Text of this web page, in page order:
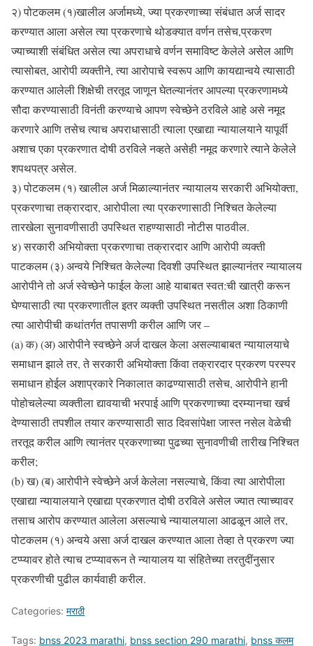
२) पोटकलम (१)खालील अर्जामध्ये, ज्या प्रकरणाच्या संबंधात अर्ज सादर
करण्यात आला असेल त्या प्रकरणाचे थोडक्यात वर्णन तसेच,प्रकरण
ज्याच्याशी संबंधित असेल त्या अपराधाचे वर्णन समाविष्ट केलेले असेल आणि
त्यासोबत, आरोपी व्यक्तीने, त्या आरोपाचे स्वरूप आणि कायद्यान्वये त्यासाठी
करण्यात आलेली शिक्षेची तरतूद जाणून घेतल्यानंतर आपल्या प्रकरणामध्ये
सौदा करण्यासाठी विनंती करण्याचे आपण स्वेच्छेने ठरविले आहे असे नमूद
करणारे आणि तसेच त्याच अपराधासाठी त्याला एखाद्या न्यायालयाने यापूर्वी
अशाच एका प्रकरणात दोषी ठरविले नव्हते असेही नमूद करणारे त्याने केलेले
शपथपत्र असेल.
३) पोटकलम (१) खालील अर्ज मिळाल्यानंतर न्यायालय सरकारी अभियोक्ता,
प्रकरणाचा तक्रारदार, आरोपीला त्या प्रकरणासाठी निश्चित केलेल्या
तारखेला सुनावणीसाठी उपस्थित राहण्यासाठी नोटीस पाठवील.
४) सरकारी अभियोक्ता प्रकरणाचा तक्रारदार आणि आरोपी व्यक्ती
पाटकलम (३) अन्वये निश्चित केलेल्या दिवशी उपस्थित झाल्यानंतर न्यायालय
आरोपीने तो अर्ज स्वेच्छेने फाईल केला आहे याबाबत स्वत:ची खात्री करून
घेण्यासाठी त्या प्रकरणातील इतर व्यक्ती उपस्थित नसतील अशा ठिकाणी
त्या आरोपीची कथांतर्गत तपासणी करील आणि जर –
(a) क) (अ) आरोपीने स्वच्छेने अर्ज दाखल केला असल्याबाबत न्यायालयाचे
समाधान झाले तर, ते सरकारी अभियोक्ता किंवा तक्रारदार प्रकरण परस्पर
समाधान होईल अशाप्रकारे निकालात काढण्यासाठी तसेच, आरोपीने हानी
पोहोचलेल्या व्यक्तीला द्यावयाची भरपाई आणि प्रकरणाच्या दरम्यानचा खर्च
देण्यासाठी तपशील तयार करण्यासाठी साठ दिवसांपेक्षा जास्त नसेल वेळेची
तरतूद करील आणि त्यानंतर प्रकरणाच्या पुढच्या सुनावणीची तारीख निश्चित
करील;
(b) ख) (ब) आरोपीने स्वेच्छेने अर्ज केलेला नसल्याचे, किंवा त्या आरोपीला
एखाद्या न्यायालयाने एखाद्या प्रकरणात दोषी ठरविले असेल ज्यात त्याच्यावर
तसाच आरोप करण्यात आलेला असल्याचे न्यायालयाला आढळून आले तर,
पोटकलम (१) अन्वये असा अर्ज दाखल करण्यात आला तेव्हा ते प्रकरण ज्या
टप्प्यावर होते त्याच टप्प्यावरून ते न्यायालय या संहितेच्या तरतुदींनुसार
प्रकरणीची पुढील कार्यवाही करील.
Categories: मराठी
Tags: bnss 2023 marathi, bnss section 290 marathi, bnss कलम